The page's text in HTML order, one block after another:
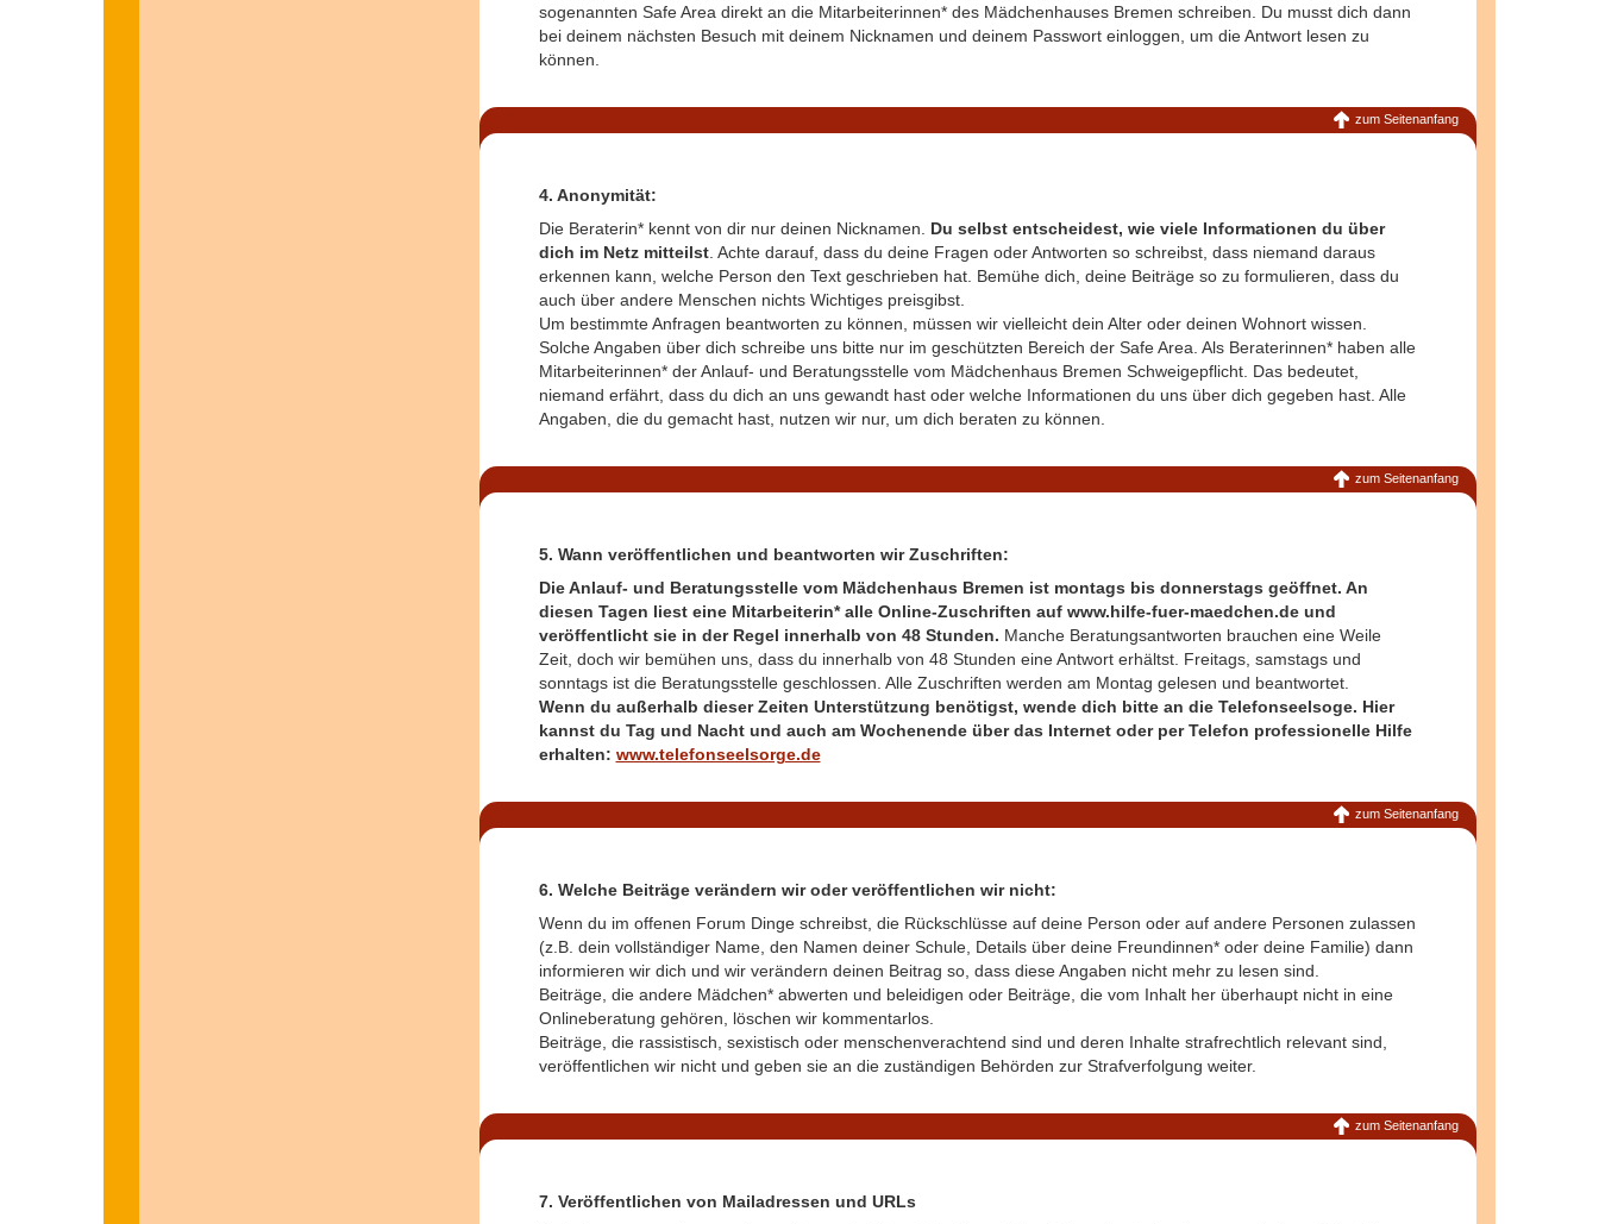
sogenannten Safe Area direkt an die Mitarbeiterinnen* des Mädchenhauses Bremen schreiben. Du musst dich dann
bei deinem nächsten Besuch mit deinem Nicknamen und deinem Passwort einloggen, um die Antwort lesen zu
können.
zum Seitenanfang
4. Anonymität:
Die Beraterin* kennt von dir nur deinen Nicknamen. Du selbst entscheidest, wie viele Informationen du über
dich im Netz mitteilst. Achte darauf, dass du deine Fragen oder Antworten so schreibst, dass niemand daraus
erkennen kann, welche Person den Text geschrieben hat. Bemühe dich, deine Beiträge so zu formulieren, dass du
auch über andere Menschen nichts Wichtiges preisgibst.
Um bestimmte Anfragen beantworten zu können, müssen wir vielleicht dein Alter oder deinen Wohnort wissen.
Solche Angaben über dich schreibe uns bitte nur im geschützten Bereich der Safe Area . Als Beraterinnen* haben alle
Mitarbeiterinnen* der Anlauf- und Beratungsstelle vom Mädchenhaus Bremen Schweigepflicht. Das bedeutet,
niemand erfährt, dass du dich an uns gewandt hast oder welche Informationen du uns über dich gegeben hast. Alle
Angaben, die du gemacht hast, nutzen wir nur, um dich beraten zu können.
zum Seitenanfang
5. Wann veröffentlichen und beantworten wir Zuschriften:
Die Anlauf- und Beratungsstelle vom Mädchenhaus Bremen ist montags bis donnerstags geöffnet. An
diesen Tagen liest eine Mitarbeiterin* alle Online-Zuschriften auf www.hilfe-fuer-maedchen.de und
veröffentlicht sie in der Regel innerhalb von 48 Stunden. Manche Beratungsantworten brauchen eine Weile
Zeit, doch wir bemühen uns, dass du innerhalb von 48 Stunden eine Antwort erhältst. Freitags, samstags und
sonntags ist die Beratungsstelle geschlossen. Alle Zuschriften werden am Montag gelesen und beantwortet.
Wenn du außerhalb dieser Zeiten Unterstützung benötigst, wende dich bitte an die Telefonseelsoge. Hier
kannst du Tag und Nacht und auch am Wochenende über das Internet oder per Telefon professionelle Hilfe
erhalten: www.telefonseelsorge.de
zum Seitenanfang
6. Welche Beiträge verändern wir oder veröffentlichen wir nicht:
Wenn du im offenen Forum Dinge schreibst, die Rückschlüsse auf deine Person oder auf andere Personen zulassen
(z.B. dein vollständiger Name, den Namen deiner Schule, Details über deine Freundinnen* oder deine Familie) dann
informieren wir dich und wir verändern deinen Beitrag so, dass diese Angaben nicht mehr zu lesen sind.
Beiträge, die andere Mädchen* abwerten und beleidigen oder Beiträge, die vom Inhalt her überhaupt nicht in eine
Onlineberatung gehören, löschen wir kommentarlos.
Beiträge, die rassistisch, sexistisch oder menschenverachtend sind und deren Inhalte strafrechtlich relevant sind,
veröffentlichen wir nicht und geben sie an die zuständigen Behörden zur Strafverfolgung weiter.
zum Seitenanfang
7. Veröffentlichen von Mailadressen und URLs